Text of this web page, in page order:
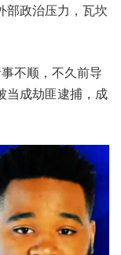
部政治压力，瓦坎
不顺，不久前导
当成劫匪逮捕，成